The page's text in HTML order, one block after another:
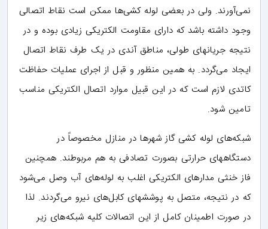
نمی‌آورند. ولی در بعضی لوله کشی‌ها ممکن است نقاط اتصالی
وجود داشته باشد که دارای مقاومت الکتریکی زیادی بوده و در
نتیجه جریانهای طولی، مناطق آندی در یک طرف نقاط اتصال
ایجاد می‌گردد. به همین منظور و قبل از اجرای عملیات حفاظت
کاتدی لازم است که در این قبیل موارد اتصال الکتریکی مناسب
تامین شود.
شبکه‌های لوله کشی گاز شهرها در منازل مخصوصاً در
دستگاههای حرارتی بصورت تصادفی به هم مربوطند. همچنین
فاز خنثی مدارهای الکتریکی اغلب به لوله‌های آب وصل می‌شود
که در نتیجه، متصل به پوششهای کابل‌های نیرو می‌گردند. لذا
در صورت اطمینان کامل از این اتصالات کلیه شبکه‌های زیر